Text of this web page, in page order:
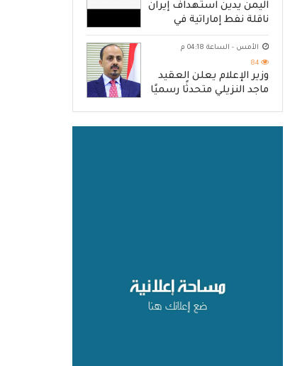
اليمن يدين استهداف إيران
ناقلة نفط إماراتية في
مضيق هرمز
الأمس - الساعة 04:18 م
84
وزير الإعلام يعلن العقيد
ماجد النزيلي متحدثًا رسميًا